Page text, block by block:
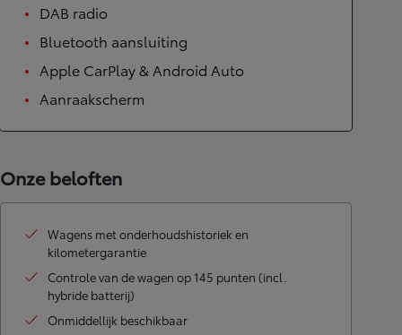
DAB radio
Bluetooth aansluiting
Apple CarPlay & Android Auto
Aanraakscherm
Onze beloften
Wagens met onderhoudshistoriek en
kilometergarantie
Controle van de wagen op 145 punten (incl.
hybride batterij)
Onmiddellijk beschikbaar